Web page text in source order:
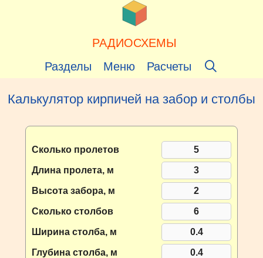
РАДИОСХЕМЫ
Разделы
Меню Расчеты
Калькулятор кирпичей на забор и столбы
Сколько пролетов
Длина пролета, м
Высота забора, м
Сколько столбов
Ширина столба, м
Глубина столба, м